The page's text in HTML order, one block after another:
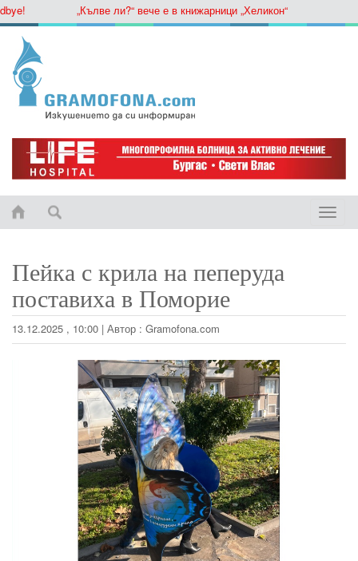
„Кълве ли?“ вече е в книжарници „Хеликон“
Toggle
Пейка с крила на пеперуда
поставиха в Поморие
13.12.2025 , 10:00 | Автор : Gramofona.com